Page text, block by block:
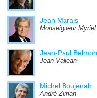
Jean Marais
Monseigneur Myriel
Jean-Paul
Jean Valjean
Michel Boujenah
André Ziman